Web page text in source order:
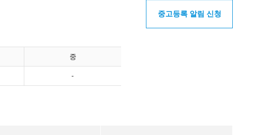
중
-
중고등록 알림 신청